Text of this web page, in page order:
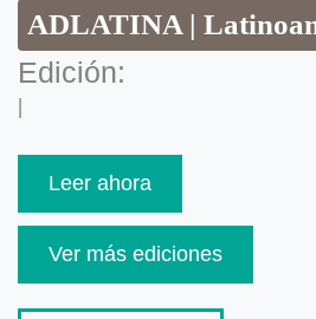
ADLATINA |
Edición:
|
Leer ahora
Ver más ediciones